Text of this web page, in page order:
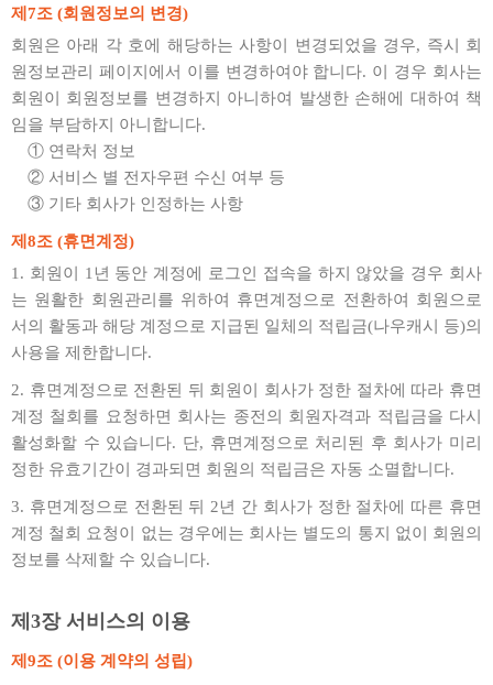
제7조 (회원정보의 변경)
회원은 아래 각 호에 해당하는 사항이 변경되었을 경우, 즉시 회
원정보관리 페이지에서 이를 변경하여야 합니다. 이 경우 회사는
회원이 회원정보를 변경하지 아니하여 발생한 손해에 대하여 책
임을 부담하지 아니합니다.
① 연락처 정보
② 서비스 별 전자우편 수신 여부 등
③ 기타 회사가 인정하는 사항
제8조 (휴면계정)
1. 회원이 1년 동안 계정에 로그인 접속을 하지 않았을 경우 회사
는 원활한 회원관리를 위하여 휴면계정으로 전환하여 회원으로
서의 활동과 해당 계정으로 지급된 일체의 적립금(나우캐시 등)의
사용을 제한합니다.
2. 휴면계정으로 전환된 뒤 회원이 회사가 정한 절차에 따라 휴면
계정 철회를 요청하면 회사는 종전의 회원자격과 적립금을 다시
활성화할 수 있습니다. 단, 휴면계정으로 처리된 후 회사가 미리
정한 유효기간이 경과되면 회원의 적립금은 자동 소멸합니다.
3. 휴면계정으로 전환된 뒤 2년 간 회사가 정한 절차에 따른 휴면
계정 철회 요청이 없는 경우에는 회사는 별도의 통지 없이 회원의
정보를 삭제할 수 있습니다.
제3장 서비스의 이용
제9조 (이용 계약의 성립)